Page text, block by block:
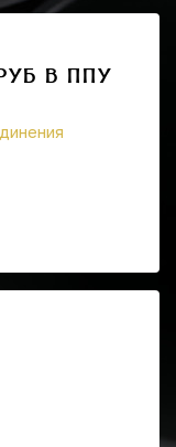
В ППУ